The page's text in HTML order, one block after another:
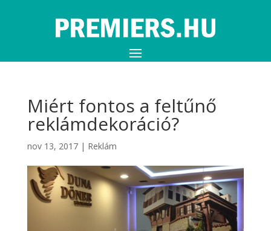
Miért fontos a feltűnő
reklámdekoráció?
nov 13, 2017| Reklám